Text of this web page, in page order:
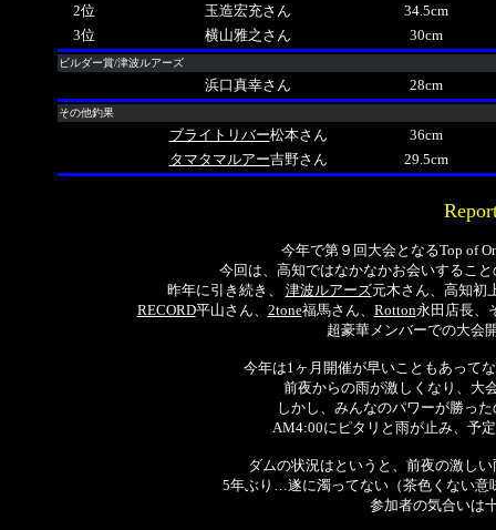
2位
玉造宏充さん
34.5cm
3位
横山雅之さん 30cm
ビルダー賞/津波ルアーズ
浜口真幸さん 28cm
その他釣果
ブライトリバー松本さん
36cm
タマタマルアー吉野さん 29.5cm
今年で第９回大会となるTop of
今回は、高知ではなかなかお会いするこ
昨年に引き続き、
津波ルアーズ元木さん、 高知初
RECORD平山さん、 2tone福馬さん、 Rotton永田店長、
超豪華メンバーでの大会
今年は1ヶ月開催が早いこともあって
前夜からの雨が激しくなり、大
しかし、みんなのパワーが勝っ
AM4:00にピタリと雨が止み、予
ダムの状況はというと、前夜の激し
5年ぶり…遂に濁ってない（茶色くない意
参加者の気合いは